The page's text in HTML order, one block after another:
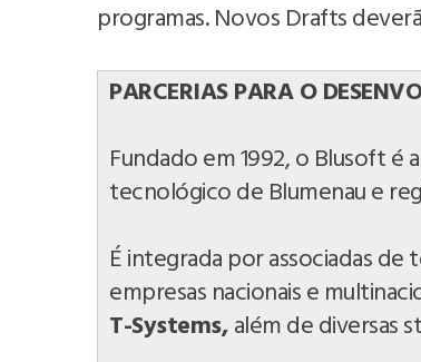
programas. Novos Drafts
PARCERIAS PARA O
Fundado em 1992, o Blusoft
tecnológico de Blumenau e
É integrada por associadas
empresas nacionais e
T-Systems,além de diversas